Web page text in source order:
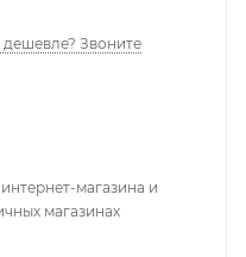
Звоните
магазина и
магазинах